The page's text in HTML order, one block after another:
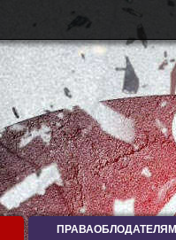
ПРАВАОБЛОДАТЕЛЯМ